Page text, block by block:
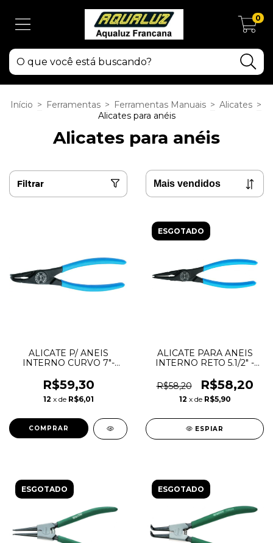
0
Início > Ferramentas > Ferramentas Manuais > Alicates >
Alicates para anéis
Alicates para anéis
Filtrar
ALICATE P/ ANEIS
INTERNO CURVO 7"-
GEDORE
R$59,30
12 x de R$6,01
ESGOTADO
ALICATE PARA ANEIS
INTERNO RETO 5.1/2" -
R$58,20
R$58,20
12 x de R$5,90
ESPIAR
ESGOTADO ESGOTADO